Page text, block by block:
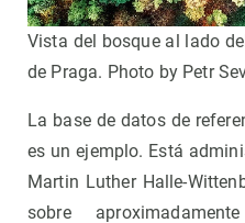
Vista del bosque al lado
de Praga. Photo by Petr
La base de datos de
es un ejemplo. Está
Martin Luther Halle-
sobre